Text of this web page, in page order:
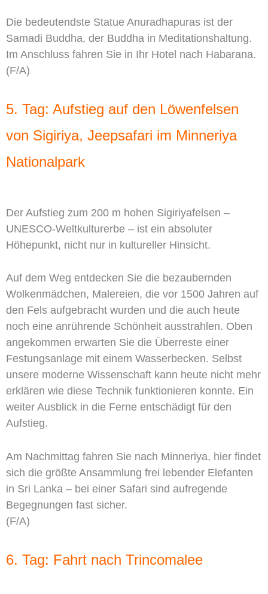
Die bedeutendste Statue Anuradhapuras ist der
Samadi Buddha, der Buddha in Meditationshaltung.
Im Anschluss fahren Sie in Ihr Hotel nach Habarana.
(F/A)
5. Tag: Aufstieg auf den Löwenfelsen
von Sigiriya, Jeepsafari im Minneriya
Nationalpark
Der Aufstieg zum 200 m hohen Sigiriyafelsen –
UNESCO-Weltkulturerbe – ist ein absoluter
Höhepunkt, nicht nur in kultureller Hinsicht.
Auf dem Weg entdecken Sie die bezaubernden
Wolkenmädchen, Malereien, die vor 1500 Jahren auf
den Fels aufgebracht wurden und die auch heute
noch eine anrührende Schönheit ausstrahlen. Oben
angekommen erwarten Sie die Überreste einer
Festungsanlage mit einem Wasserbecken. Selbst
unsere moderne Wissenschaft kann heute nicht mehr
erklären wie diese Technik funktionieren konnte. Ein
weiter Ausblick in die Ferne entschädigt für den
Aufstieg.
Am Nachmittag fahren Sie nach Minneriya, hier findet
sich die größte Ansammlung frei lebender Elefanten
in Sri Lanka – bei einer Safari sind aufregende
Begegnungen fast sicher.
(F/A)
6. Tag: Fahrt nach Trincomalee